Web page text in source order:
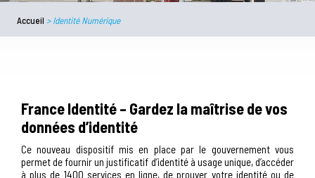
Accueil >Identité Numérique
France Identité – Gardez la maîtrise de vos
données d’identité
Ce nouveau dispositif mis en place par le gouvernement vous
permet de fournir un justificatif d’identité à usage unique, d’accéder
à plus de 1400 services en ligne, de prouver votre identité ou de